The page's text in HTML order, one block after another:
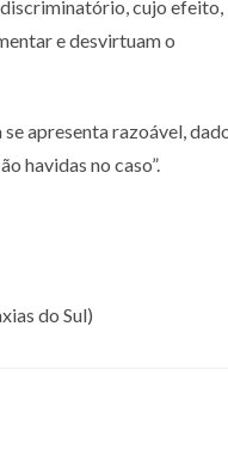
cujo efeito,
e desvirtuam o
apresenta razoável,
havidas no caso”.
do Sul)